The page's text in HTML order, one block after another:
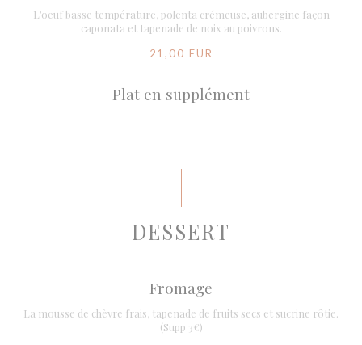
L’oeuf basse température, polenta crémeuse, aubergine façon
caponata et tapenade de noix au poivrons.
21,00 EUR
Plat en supplément
DESSERT
Fromage
La mousse de chèvre frais, tapenade de fruits secs et sucrine rôtie.
(Supp 3€)